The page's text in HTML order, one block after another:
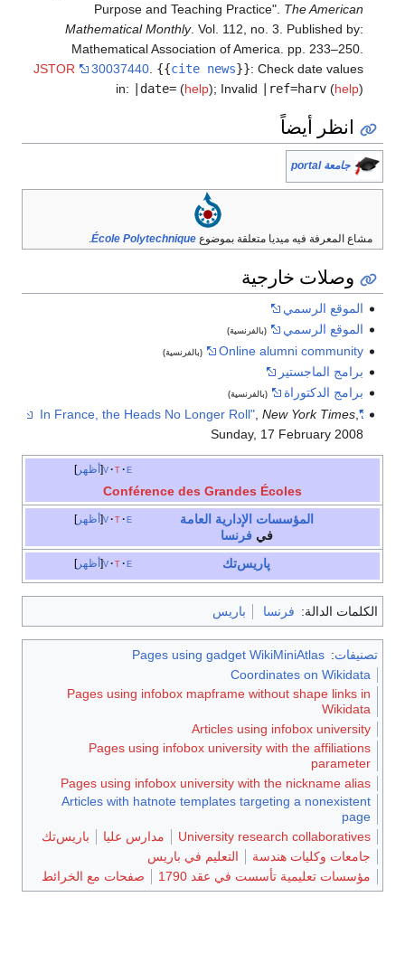
Purpose and Teaching Practice". The American
Mathematical Monthly. Vol. 112, no. 3. Published by:
Mathematical Association of America. pp. 233–250.
JSTOR
30037440. {{cite news}}: Check date values
in:
|date=(help); Invalid |ref=harv(help)
انظر أيضاً
جامعة portal
مشاع المعرفة فيه ميديا متعلقة بموضوعÉcole Polytechnique
.
وصلات خارجية
الموقع الرسمي
الموقع الرسمي
(بالفرنسية)
Online alumni community (بالفرنسية)
برامج الماجستير
برامج الدكتوراة
(بالفرنسية)
"In France, the Heads No Longer Roll"
, New York Times,
Sunday, 17 February 2008
أظهر v t e
Conférence des Grandes Écoles
أظهر v t e
المؤسسات الإدارية العامة
فيفرنسا
أظهر v t e پاريس‌تك
الكلمات الدالة: فرنسا باريس
تصنيفات:
Pages using gadget WikiMiniAtlas
Coordinates on Wikidata
Pages using infobox mapframe without shape links in
Wikidata
Articles using infobox university
Pages using infobox university with the affiliations
parameter
Pages using infobox university with the nickname alias
Articles with hatnote templates targeting a nonexistent
page
University research collaboratives
مدارس عليا
باريس‌تك
جامعات وكليات هندسة
التعليم في باريس
مؤسسات تعليمية تأسست في عقد 1790
صفحات مع الخرائط